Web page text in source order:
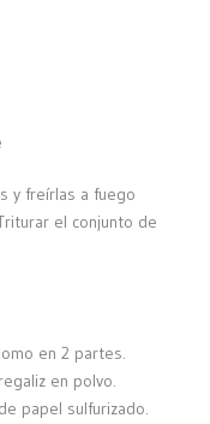
y freírlas a fuego
el conjunto de
en 2 partes.
en polvo.
papel sulfurizado.